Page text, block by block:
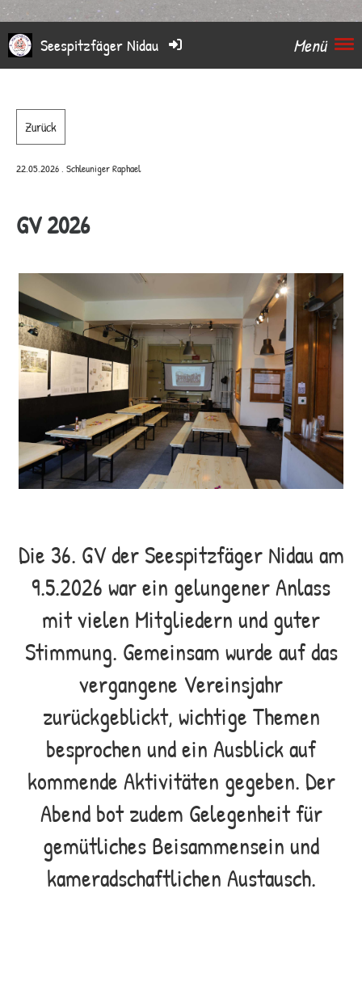
Menü
Seespitzfäger Nidau
Zurück
22.05.2026 , Schleuniger Raphael
GV 2026
Die 36. GV der Seespitzfäger Nidau am
9.5.2026 war ein gelungener Anlass
mit vielen Mitgliedern und guter
Stimmung. Gemeinsam wurde auf das
vergangene Vereinsjahr
zurückgeblickt, wichtige Themen
besprochen und ein Ausblick auf
kommende Aktivitäten gegeben. Der
Abend bot zudem Gelegenheit für
gemütliches Beisammensein und
kameradschaftlichen Austausch.